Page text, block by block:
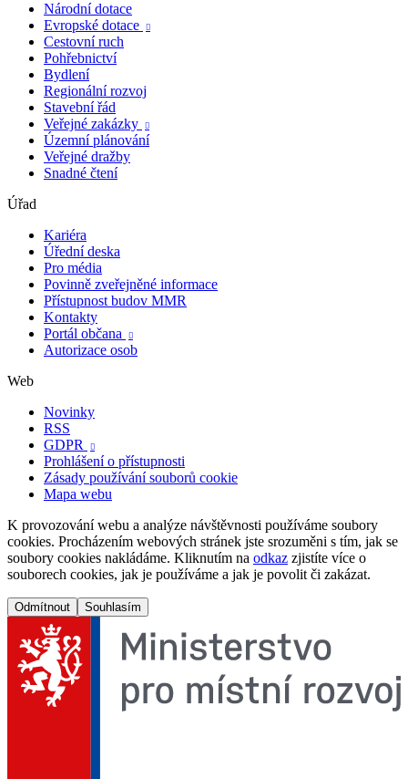
Národní dotace
Evropské dotace

Cestovní ruch
Pohřebnictví
Bydlení
Regionální rozvoj
Stavební řád
Veřejné zakázky

Územní plánování
Veřejné dražby
Snadné čtení
Úřad
Kariéra
Úřední deska
Pro média
Povinně zveřejněné informace
Přístupnost budov MMR
Kontakty
Portál občana

Autorizace osob
Web
Novinky
RSS
GDPR

Prohlášení o přístupnosti
Zásady používání souborů cookie
Mapa webu
K provozování webu a analýze návštěvnosti používáme soubory
cookies. Procházením webových stránek jste srozuměni s tím, jak se
soubory cookies nakládáme. Kliknutím na odkaz zjistíte více o
souborech cookies, jak je používáme a jak je povolit či zakázat.
Odmítnout Souhlasím